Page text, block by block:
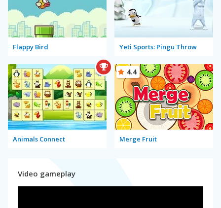
Flappy Bird Yeti Sports: Pingu Throw
Animals Connect Merge Fruit
4.4
Video gameplay